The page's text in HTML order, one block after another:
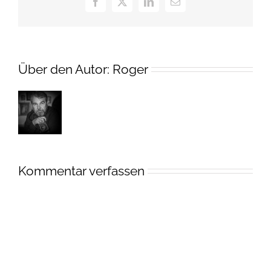
Facebook
X LinkedIn
E-
Über den Autor: Roger
Kommentar verfassen